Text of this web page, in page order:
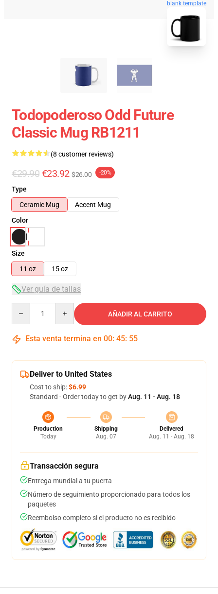
blank template
Todopoderoso Odd Future
Classic Mug RB1211
(8 customer reviews)
€29.90 €23.92 $26.00 -20%
Type
Ceramic Mug
Accent Mug
Color
Size
11 oz
15 oz
Ver guía de tallas
AÑADIR AL CARRITO
Esta venta termina en 00: 45: 54
Deliver to United States
Cost to ship:$6.99
Standard - Order today to get byAug. 11 - Aug. 18
Production
Today
Shipping
Aug. 07
Delivered
Aug. 11 - Aug. 18
Transacción segura
Entrega mundial a tu puerta
Número de seguimiento proporcionado para todos los
paquetes
Reembolso completo si el producto no es recibido